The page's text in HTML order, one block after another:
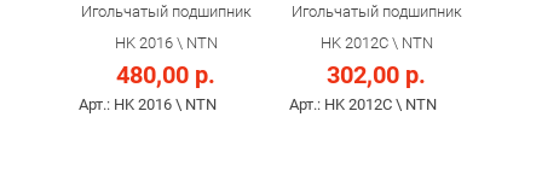
Игольчатый подшипник
HK 2016 \ NTN
480,00 р.
Арт.: HK 2016 \ NTN
Игольчатый подшипник
HK 2012C \ NTN
302,00 р.
Арт.: HK 2012C \ NTN